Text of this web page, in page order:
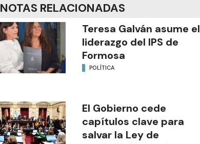
NOTAS RELACIONADAS
Teresa Galván asume el
liderazgo del IPS de
Formosa
POLÍTICA
El Gobierno cede
capítulos clave para
salvar la Ley de